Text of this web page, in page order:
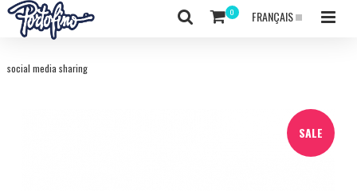
FRANÇAIS
social media sharing
SALE